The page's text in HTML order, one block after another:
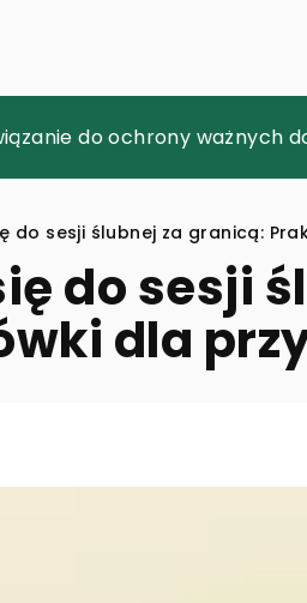
prezentów na
do ochrony ważnych
w fotografii – porady
do sesji ślubnej za granicą:
do sesji
dla